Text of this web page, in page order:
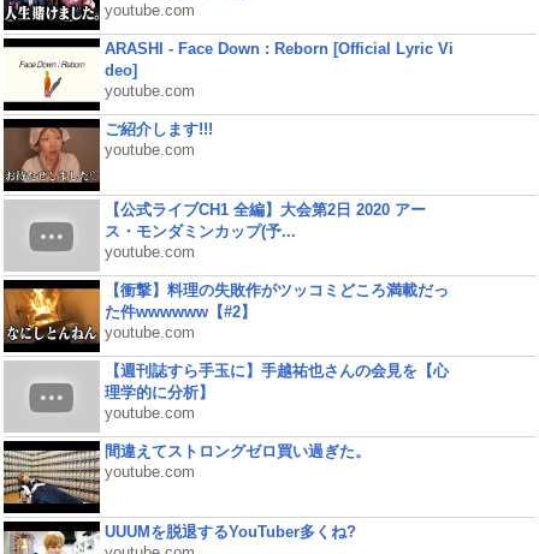
youtube.com
ARASHI - Face Down : Reborn [Official Lyric Vi
deo]
youtube.com
ご紹介します!!!
youtube.com
【公式ライブCH1 全編】大会第2日 2020 アー
ス・モンダミンカップ(予...
youtube.com
【衝撃】料理の失敗作がツッコミどころ満載だっ
た件wwwwww【#2】
youtube.com
【週刊誌すら手玉に】手越祐也さんの会見を【心
理学的に分析】
youtube.com
間違えてストロングゼロ買い過ぎた。
youtube.com
UUUMを脱退するYouTuber多くね?